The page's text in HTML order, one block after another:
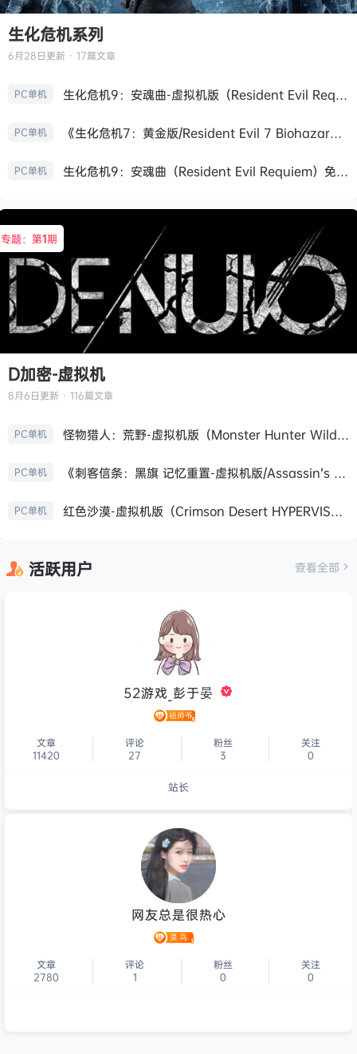
生化危机系列
6月28日更新 · 17篇文章
PC单机 生化危机9：安魂曲-虚拟机版（Resident Evil Requiem HYPERVISOR）免安装中文版
PC单机 《生化危机7：黄金版/Resident Evil 7 Biohazard》免安装中文版
PC单机 生化危机9：安魂曲（Resident Evil Requiem）免安装中文版
专题：第1期
D加密-虚拟机
8月6日更新 · 116篇文章
PC单机 怪物猎人：荒野-虚拟机版（Monster Hunter Wilds HYPERVISOR）免安装中文版
PC单机 《刺客信条：黑旗 记忆重置-虚拟机版/Assassin’s Creed Black Flag Resynced HYPERVISOR》免安装中文版
PC单机 红色沙漠-虚拟机版（Crimson Desert HYPERVISOR）免安装中文版
活跃用户 查看全部
52游戏_彭于晏
文章
11420
评论
27
粉丝
3
关注
0
站长
个人主页
网友总是很热心
文章
2780
评论
1
粉丝
0
关注
0